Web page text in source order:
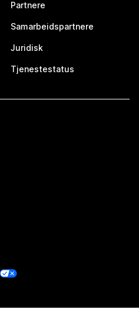
Partnere
Samarbeidspartnere
Juridisk
Tjenestestatus